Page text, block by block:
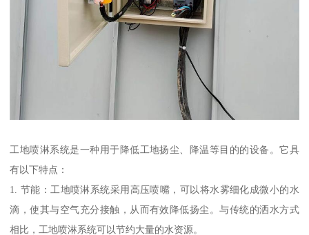
工地喷淋系统是一种用于降低工地扬尘、降温等目的的设备。它具
有以下特点：
1. 节能：工地喷淋系统采用高压喷嘴，可以将水雾细化成微小的水
滴，使其与空气充分接触，从而有效降低扬尘。与传统的洒水方式
相比，工地喷淋系统可以节约大量的水资源。